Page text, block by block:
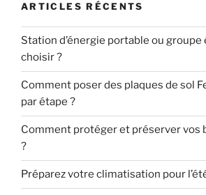
ARTICLES RÉCENTS
Station d’énergie portable ou groupe
choisir ?
Comment poser des plaques de sol
par étape ?
Comment protéger et préserver vos
?
Préparez votre climatisation pour